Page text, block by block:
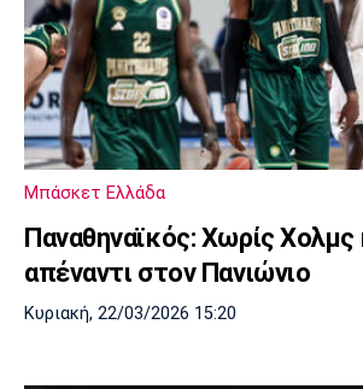
Μπάσκετ Ελλάδα
Παναθηναϊκός: Χωρίς Χολμς
απέναντι στον Πανιώνιο
Κυριακή, 22/03/2026 15:20